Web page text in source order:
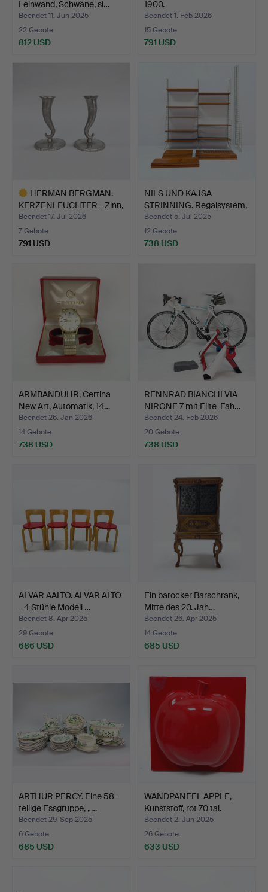
Leinwand, Schwäne, si…
Beendet 11. Jun 2025
22 Gebote
812 USD
1900.
Beendet 1. Feb 2026
15 Gebote
791 USD
HERMAN BERGMAN.
KERZENLEUCHTER - Zinn,
Swe…
Beendet 17. Jul 2026
7 Gebote
791 USD
NILS UND KAJSA
STRINNING. Regalsystem,
„St…
Beendet 5. Jul 2025
12 Gebote
738 USD
ARMBANDUHR, Certina
New Art, Automatik, 14…
Beendet 26. Jan 2026
14 Gebote
738 USD
RENNRAD BIANCHI VIA
NIRONE 7 mit Elite-Fah…
Beendet 24. Feb 2026
20 Gebote
738 USD
ALVAR AALTO. ALVAR ALTO
- 4 Stühle Modell …
Beendet 8. Apr 2025
29 Gebote
686 USD
Ein barocker Barschrank,
Mitte des 20. Jah…
Beendet 26. Apr 2025
14 Gebote
685 USD
ARTHUR PERCY. Eine 58-
teilige Essgruppe, „…
Beendet 29. Sep 2025
6 Gebote
685 USD
WANDPANEEL APPLE,
Kunststoff, rot 70 tal.
Beendet 2. Jun 2025
26 Gebote
633 USD